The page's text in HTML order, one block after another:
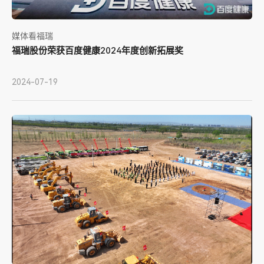
媒体看福瑞
福瑞股份荣获百度健康2024年度创新拓展奖
2024-07-19